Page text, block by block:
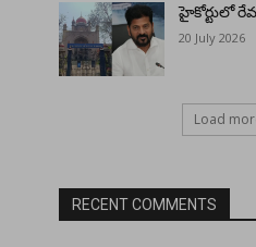
హైకోర్టులో
20 July 2026
Load
RECENT COMMENTS